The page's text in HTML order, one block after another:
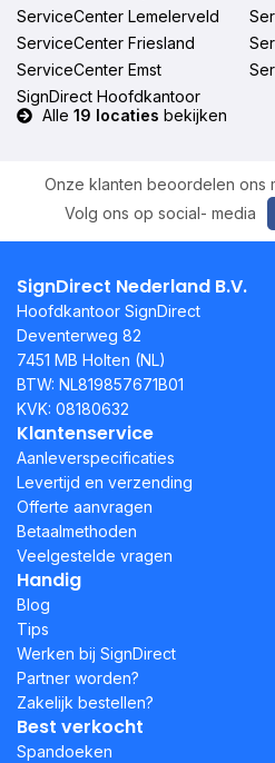
ServiceCenter Lemelerveld
ServiceCenter Friesland
ServiceCenter Emst
SignDirect Hoofdkantoor
Alle 19 locaties bekijken
Onze klanten beoordelen ons
Volg ons op social- media
SignDirect Nederland B.V.
Hoofdkantoor SignDirect
Deventerweg 82
7451 MB Holten (NL)
BTW: NL819857671B01
KVK: 08180632
Klantenservice
Aanleverspecificaties
Levertijd en verzending
Offerte aanvragen
Betaalmethoden
Veelgestelde vragen
Handig
Blog
Tips
Werken bij SignDirect
Partner worden?
Zakelijk bestellen?
Best verkocht
Spandoeken